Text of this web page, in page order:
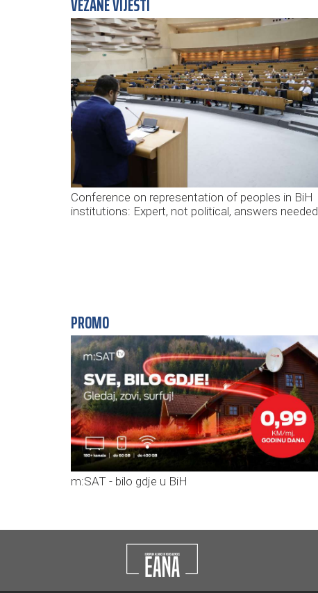
VEZANE VIJESTI
Conference on representation of peoples in BiH
institutions: Expert, not political, answers needed
PROMO
m:SAT - bilo gdje u BiH